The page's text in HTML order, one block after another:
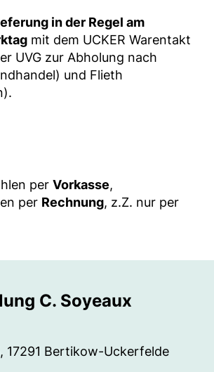
in der Regel am
mit dem UCKER Warentakt
UVG zur Abholung nach
und Flieth
perVorkasse,
per Rechnung, z.Z. nur per
C. Soyeaux
17291 Bertikow-Uckerfelde